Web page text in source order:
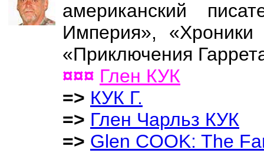
американский
Империя»,
«Приключения
¤¤¤ Глен КУК
=> КУК Г.
=> Глен Чарльз КУК
=> Glen COOK: The